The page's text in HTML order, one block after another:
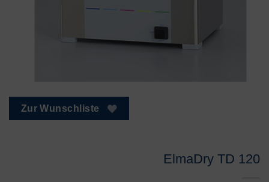
Zur Wunschliste
ElmaDry TD 120